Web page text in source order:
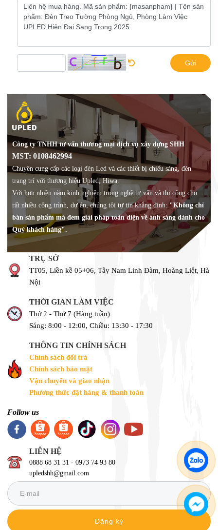
Gửi
Công ty TNHH tư vấn thương mại dịch vụ xây dựng SHH
MST: 0108462994
Chuyên cung cấp các loại đèn Led và các thiết bị chiếu sáng, đèn
trang trí với thương hiệu Upled, Hiwa.
Với hơn nhiều năm kinh nghiệm trong nghề tư vấn và thi công cho
rất nhiều công trình, dự án, chúng tôi tự tin khẳng định:"Không chỉ
bán sản phẩm mà đem giải pháp toàn diện về ánh sáng dành cho
Quý khách hàng".
TRỤ SỞ
TT05, Liền kề 05+06, Tây Nam Linh Đàm, Hoàng Liệt, Hà
Nội
THỜI GIAN LÀM VIỆC
Thứ 2 - Thứ 7 (Hàng tuần)
Sáng: 8:00 - 12:00, Chiều: 13:30 - 17:30
THÔNG TIN CHÍNH SÁCH
Chính sách đổi trả
Chính sách bảo mật
Vận chuyển và giao nhận
Phương thức đặt hàng & thanh toán
Follow us
LIÊN HỆ
0888 68 31 31 - 0973 74 93 80
upledshh@gmail.com
Đăng ký